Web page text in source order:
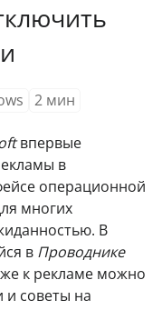
2 мин
впервые
в
операционной
многих
В
в Проводнике
к рекламе можно
и советы на